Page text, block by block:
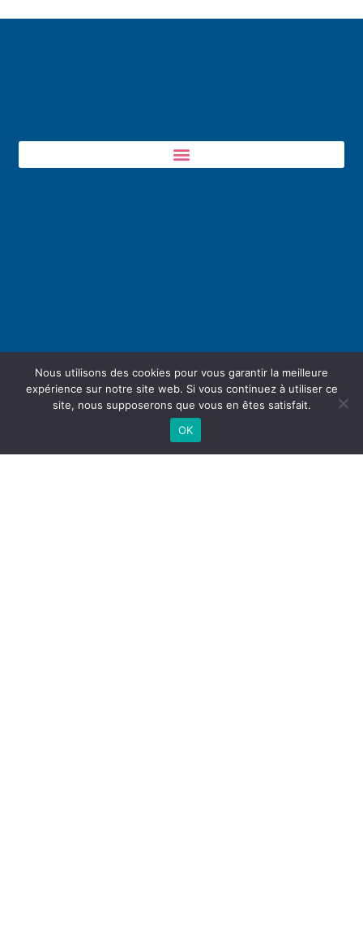
Nous utilisons des cookies pour vous garantir la meilleure
expérience sur notre site web. Si vous continuez à utiliser ce
site, nous supposerons que vous en êtes satisfait.
OK